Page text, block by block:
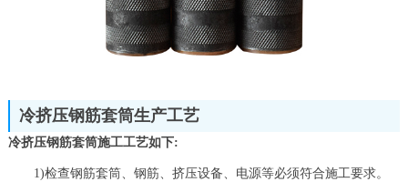
冷挤压钢筋套筒生产工艺
冷挤压钢筋套筒施工工艺如下:
1)检查钢筋套筒、钢筋、挤压设备、电源等必须符合施工要求。